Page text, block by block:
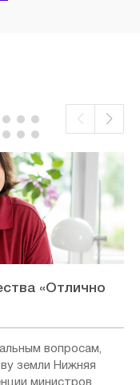
«Отлично
вопросам,
земли Нижняя
министров